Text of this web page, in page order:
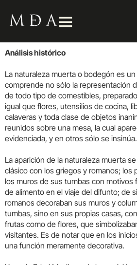
Análisis histórico
La naturaleza muerta o bodegón es
comprende no sólo la representación
de todo tipo de comestibles,
igual que flores, utensilios de cocina,
calaveras y toda clase de objetos
reunidos sobre una mesa, la cual
evidenciada, y en otros sólo se insinúa.
La aparición de la naturaleza muerta
clásico con los griegos y romanos; los
los muros de sus tumbas con motivos
de alimento en el viaje del difunto; de
romanos decoraban sus muros y
tumbas, sino en sus propias casas,
frutas como de flores, que
visitantes. Es de notar que en los
una función meramente decorativa.